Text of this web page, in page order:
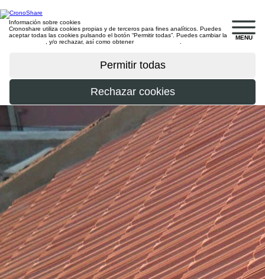
MENU
Información sobre cookies
Cronoshare utiliza cookies propias y de terceros para fines analíticos. Puedes
aceptar todas las cookies pulsando el botón “Permitir todas”. Puedes cambiar la
, y/o rechazar, así como obtener